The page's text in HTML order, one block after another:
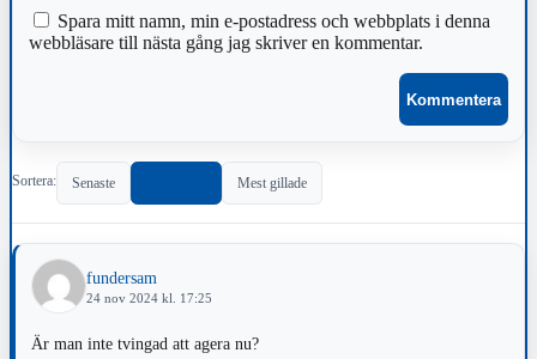
Spara mitt namn, min e-postadress och webbplats i denna
webbläsare till nästa gång jag skriver en kommentar.
Sortera: Senaste Mest gillade
fundersam
24 nov 2024 kl. 17:25
Är man inte tvingad att agera nu?